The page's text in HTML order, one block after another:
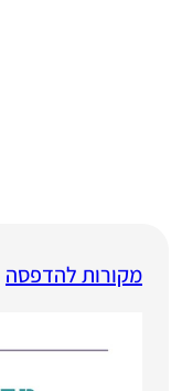
מקורות להדפסה